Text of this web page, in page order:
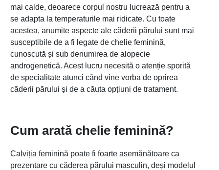
mai calde, deoarece corpul nostru lucrează pentru a
se adapta la temperaturile mai ridicate. Cu toate
acestea, anumite aspecte ale căderii părului sunt mai
susceptibile de a fi legate de chelie feminină,
cunoscută și sub denumirea de alopecie
androgenetică. Acest lucru necesită o atenție sporită
de specialitate atunci când vine vorba de oprirea
căderii părului și de a căuta opțiuni de tratament.
Cum arată chelie feminină?
Calviția feminină poate fi foarte asemănătoare ca
prezentare cu căderea părului masculin, deși modelul